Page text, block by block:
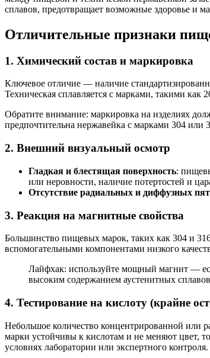
сплавов, предотвращает возможные здоровье и
Отличительные признаки
1. Химический состав и маркировка
Ключевое отличие — наличие
Техническая сплавляется с марками, такими
Обратите внимание: маркировка на изделиях
предпочтительна нержавейка с марками 304 или
2. Внешний визуальный осмотр
Гладкая и блестящая поверхность:
или неровности, наличие потертостей и
Отсутствие радиальных и диффузных
3. Реакция на магнитные свойства
Большинство пищевых марок, таких как 304 и
вспомогательными компонентами низкого
Лайфхак: используйте мощный магнит —
высоким содержанием аустенитных сплавов
4. Тестирование на кислоту (крайне
Небольшое количество концентрированной или
марки устойчивы к кислотам и не меняют цвет,
условиях лаборатории или экспертного контроля.